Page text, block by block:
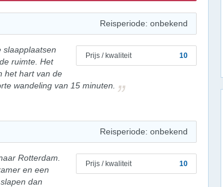
Reisperiode: onbekend
Prijs / kwaliteit 10
slaapplaatsen
ruimte. Het
het hart van de
wandeling van 15 minuten.
Reisperiode: onbekend
Prijs / kwaliteit 10
Rotterdam.
en een
dan